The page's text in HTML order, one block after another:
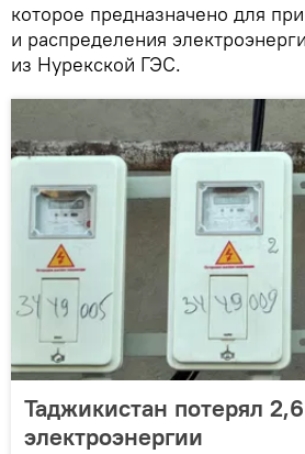
которое предназначено для
и распределения
из Нурекской ГЭС.
Таджикистан потерял
электроэнергии